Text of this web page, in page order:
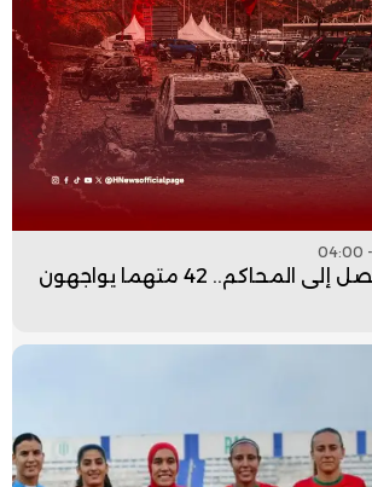
أحداث الفنيدق تصل إلى المحاكم.. 42 متهما يواجهون